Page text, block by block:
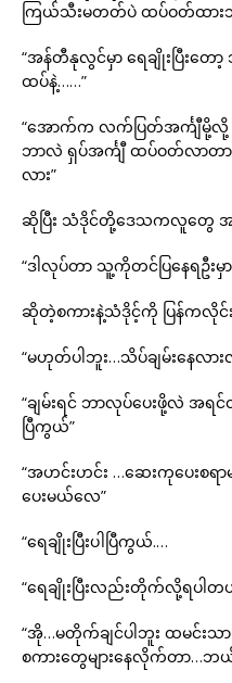
ကြယ်သီးမတတ်ပဲ ထပ်ဝတ်ထာ
“အန်တီနုလွင်မှာ ရေချိုးပြီးတေ
ထပ်နဲ့……”
“အောက်က လက်ပြတ်အင်္ကျီမို့
ဘာလဲ ရှပ်အင်္ကျီ ထပ်ဝတ်လာတာ
လား”
ဆိုပြီး သံဒိုင်တို့ဒေသကလူတွေ အပ
“ဒါလုပ်တာ သူ့ကိုတင်ပြနေရဦးမှာ
ဆိုတဲ့စကားနဲ့သံဒိုင့်ကို ပြန်ကလိုင်
“မဟုတ်ပါဘူး…သိပ်ချမ်းနေလား
“ချမ်းရင် ဘာလုပ်ပေးဖို့လဲ အရ
ပြီကွယ်”
“အဟင်းဟင်း …ဆေးကုပေး
ပေးမယ်လေ”
“ရေချိုးပြီးပါပြီကွယ်.…
“ရေချိုးပြီးလည်းတိုက်လို့ရပါ
“အို…မတိုက်ချင်ပါဘူး ထမင်းသာ
စကားတွေများနေလိုက်တာ